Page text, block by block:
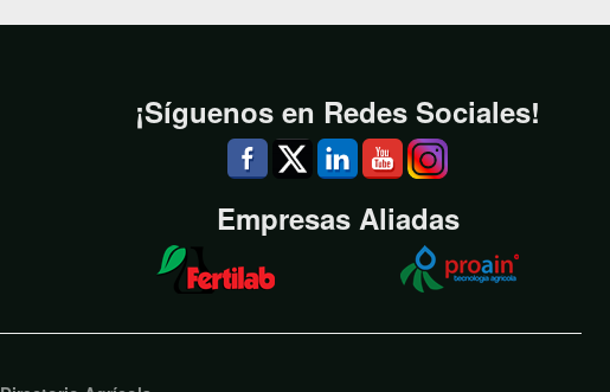
¡Síguenos en Redes Sociales!
Empresas Aliadas